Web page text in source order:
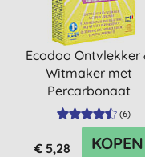
Ecodoo Ontvlekker
Witmaker met
Percarbonaat
(6)
€ 5,28 KOPEN